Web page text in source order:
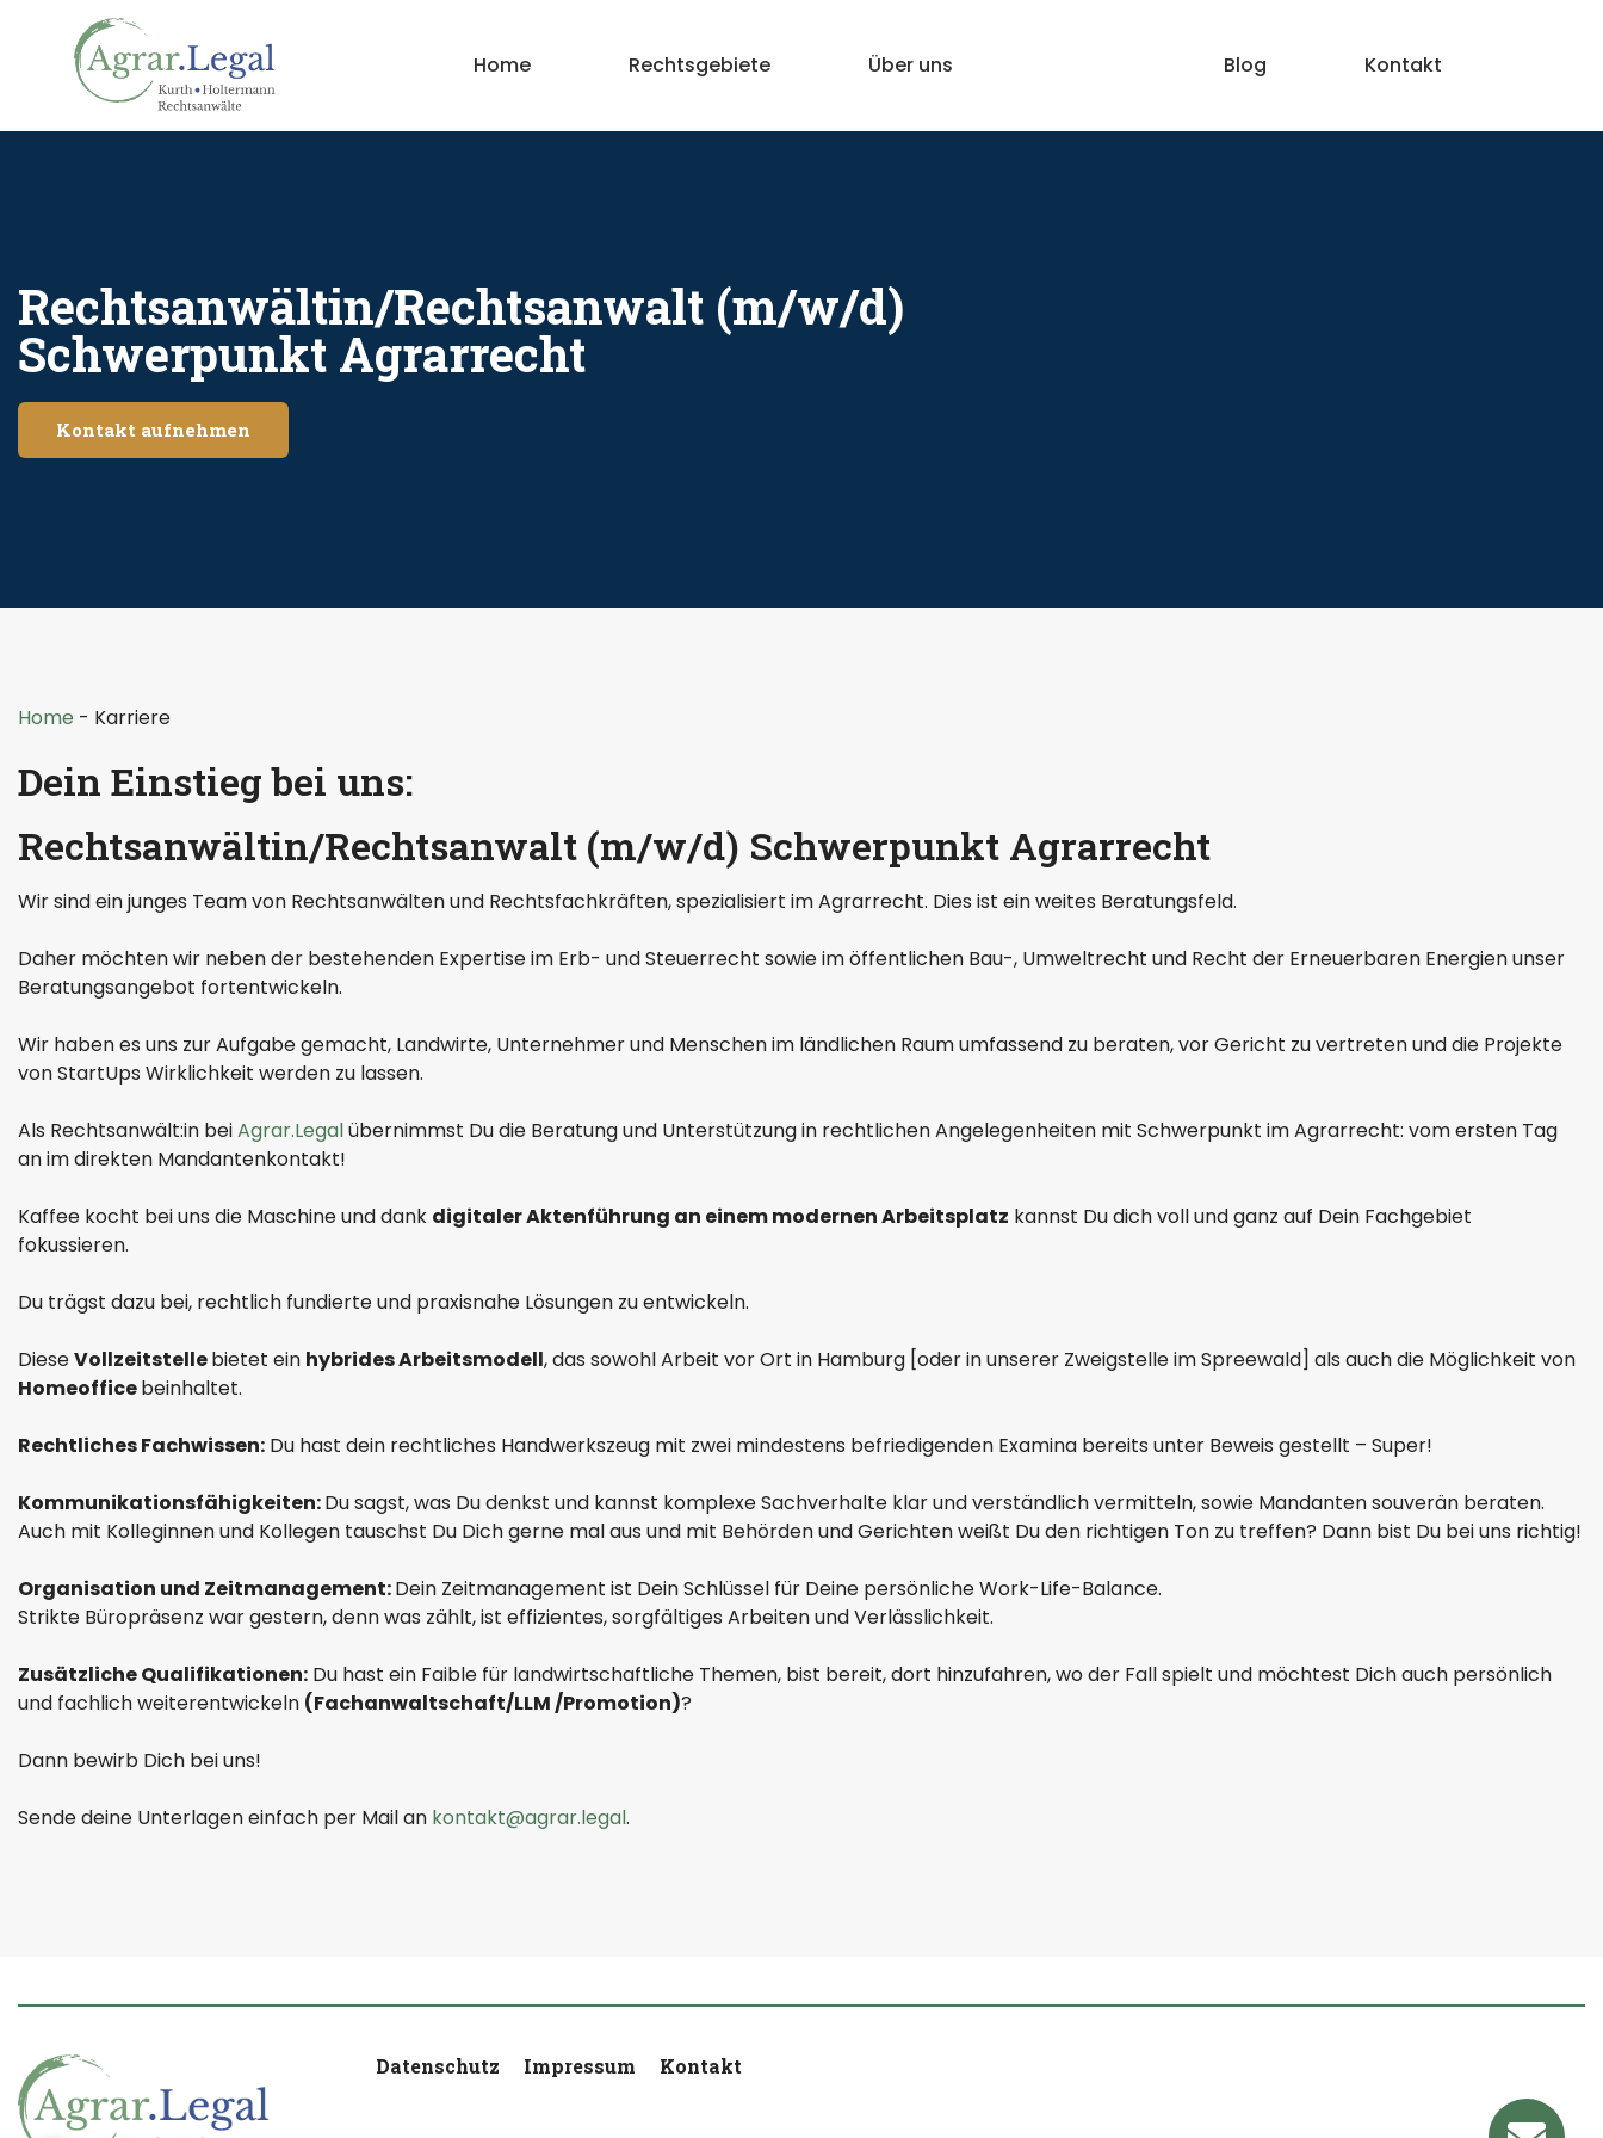
Home Rechtsgebiete Über uns Blog Kontakt
Rechtsanwältin/Rechtsanwalt (m/w/d)
Schwerpunkt Agrarrecht
Kontakt aufnehmen
Home - Karriere
Dein Einstieg bei uns:
Rechtsanwältin/Rechtsanwalt (m/w/d) Schwerpunkt Agrarrecht
Wir sind ein junges Team von Rechtsanwälten und Rechtsfachkräften, spezialisiert im Agrarrecht. Dies ist ein weites Beratungsfeld.
Daher möchten wir neben der bestehenden Expertise im Erb- und Steuerrecht sowie im öffentlichen Bau-, Umweltrecht und Recht der Erneuerbaren Energien unser
Beratungsangebot fortentwickeln.
Wir haben es uns zur Aufgabe gemacht, Landwirte, Unternehmer und Menschen im ländlichen Raum umfassend zu beraten, vor Gericht zu vertreten und die Projekte
von StartUps Wirklichkeit werden zu lassen.
Als Rechtsanwält:in beiAgrar.Legalübernimmst Du die Beratung und Unterstützung in rechtlichen Angelegenheiten mit Schwerpunkt im Agrarrecht: vom ersten Tag
an im direkten Mandantenkontakt!
Kaffee kocht bei uns die Maschine und dank digitaler Aktenführung an einem modernen Arbeitsplatz kannst Du dich voll und ganz auf Dein Fachgebiet
fokussieren.
Du trägst dazu bei, rechtlich fundierte und praxisnahe Lösungen zu entwickeln.
DieseVollzeitstellebietet ein hybrides Arbeitsmodell, das sowohl Arbeit vor Ort in Hamburg [oder in unserer Zweigstelle im Spreewald] als auch die Möglichkeit von
Homeofficebeinhaltet.
Rechtliches Fachwissen: Du hast dein rechtliches Handwerkszeug mit zwei mindestens befriedigenden Examina bereits unter Beweis gestellt – Super!
Kommunikationsfähigkeiten:Du sagst, was Du denkst und kannst komplexe Sachverhalte klar und verständlich vermitteln, sowie Mandanten souverän beraten.
Auch mit Kolleginnen und Kollegen tauschst Du Dich gerne mal aus und mit Behörden und Gerichten weißt Du den richtigen Ton zu treffen? Dann bist Du bei uns richtig!
Organisation und Zeitmanagement:Dein Zeitmanagement ist Dein Schlüssel für Deine persönliche Work-Life-Balance.
Strikte Büropräsenz war gestern, denn was zählt, ist effizientes, sorgfältiges Arbeiten und Verlässlichkeit.
Zusätzliche Qualifikationen: Du hast ein Faible für landwirtschaftliche Themen, bist bereit, dort hinzufahren, wo der Fall spielt und möchtest Dich auch persönlich
und fachlich weiterentwickeln (Fachanwaltschaft/LLM /Promotion)?
Dann bewirb Dich bei uns!
Sende deine Unterlagen einfach per Mail an kontakt@agrar.legal.
Datenschutz Impressum Kontakt